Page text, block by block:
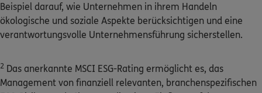
Beispiel darauf, wie Unternehmen in ihrem Handeln
ökologische und soziale Aspekte berücksichtigen und eine
verantwortungsvolle Unternehmensführung sicherstellen.
2 Das anerkannte MSCI ESG-Rating ermöglicht es, das
Management von finanziell relevanten, branchenspezifischen